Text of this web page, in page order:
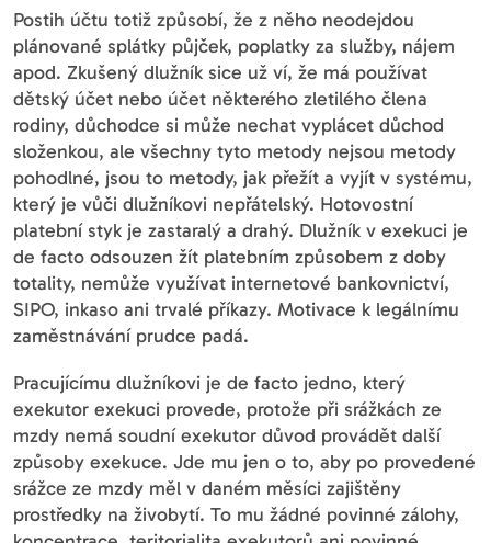
Postih účtu totiž způsobí, že z něho neodejdou
plánované splátky půjček, poplatky za služby, nájem
apod. Zkušený dlužník sice už ví, že má používat
dětský účet nebo účet některého zletilého člena
rodiny, důchodce si může nechat vyplácet důchod
složenkou, ale všechny tyto metody nejsou metody
pohodlné, jsou to metody, jak přežít a vyjít v systému,
který je vůči dlužníkovi nepřátelský. Hotovostní
platební styk je zastaralý a drahý. Dlužník v exekuci je
de facto odsouzen žít platebním způsobem z doby
totality, nemůže využívat internetové bankovnictví,
SIPO, inkaso ani trvalé příkazy. Motivace k legálnímu
zaměstnávání prudce padá.
Pracujícímu dlužníkovi je de facto jedno, který
exekutor exekuci provede, protože při srážkách ze
mzdy nemá soudní exekutor důvod provádět další
způsoby exekuce. Jde mu jen o to, aby po provedené
srážce ze mzdy měl v daném měsíci zajištěny
prostředky na živobytí. To mu žádné povinné zálohy,